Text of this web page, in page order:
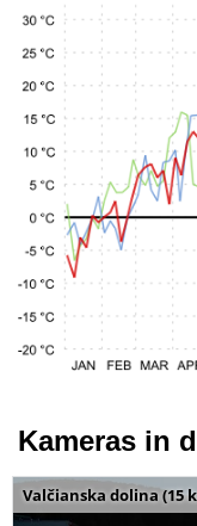
Kameras in
Valčianska dolina (15